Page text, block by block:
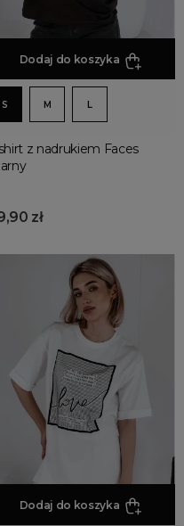
Dodaj do koszyka
S M L
z nadrukiem Faces
zł
Dodaj do koszyka